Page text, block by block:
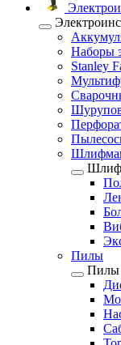
Наборы
Stanley
Пилы
Пилы